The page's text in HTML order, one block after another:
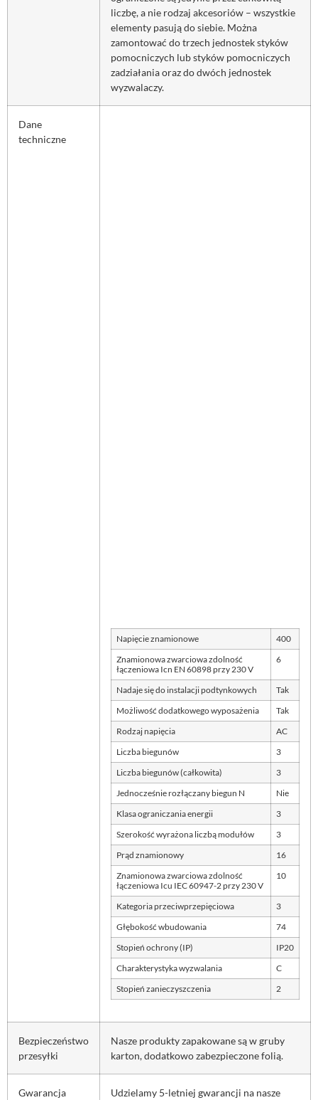
liczbę, a nie rodzaj akcesoriów – wszystkie
elementy pasują do siebie. Można
zamontować do trzech jednostek styków
pomocniczych lub styków pomocniczych
zadziałania oraz do dwóch jednostek
wyzwalaczy.
Dane
techniczne
Napięcie znamionowe 400
Znamionowa zwarciowa zdolność
łączeniowa Icn EN 60898 przy 230 V
6
Nadaje się do instalacji podtynkowych Tak
Możliwość dodatkowego wyposażenia Tak
Rodzaj napięcia AC
Liczba biegunów 3
Liczba biegunów (całkowita) 3
Jednocześnie rozłączany biegun N Nie
Klasa ograniczania energii 3
Szerokość wyrażona liczbą modułów 3
Prąd znamionowy 16
Znamionowa zwarciowa zdolność
łączeniowa Icu IEC 60947-2 przy 230 V
10
Kategoria przeciwprzepięciowa 3
Głębokość wbudowania 74
Stopień ochrony (IP) IP20
Charakterystyka wyzwalania C
Stopień zanieczyszczenia 2
Bezpieczeństwo
przesyłki
Nasze produkty zapakowane są w gruby
karton, dodatkowo zabezpieczone folią.
Gwarancja
Udzielamy 5-letniej gwarancji na nasze